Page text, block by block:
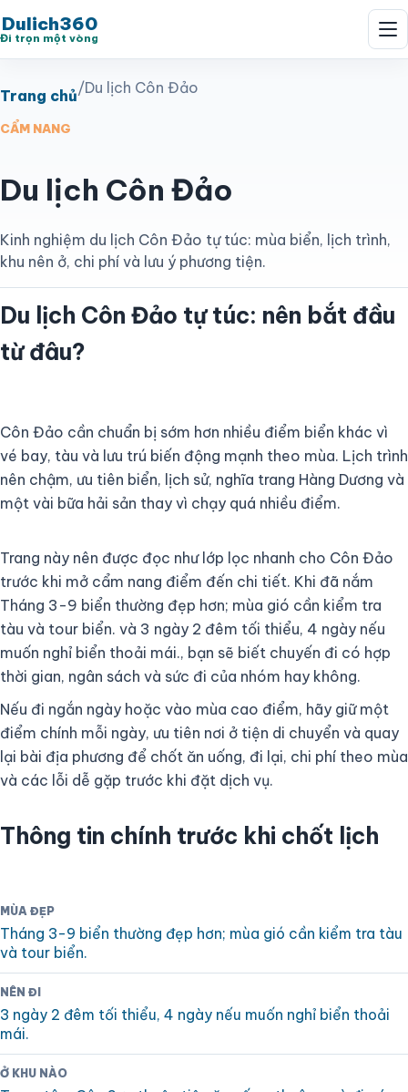
Dulich360
Đi trọn một vòng
Trang chủ/Du lịch Côn Đảo
CẨM NANG
Du lịch Côn Đảo
Kinh nghiệm du lịch Côn Đảo tự túc: mùa biển, lịch trình,
khu nên ở, chi phí và lưu ý phương tiện.
Du lịch Côn Đảo tự túc: nên bắt đầu
từ đâu?
Côn Đảo cần chuẩn bị sớm hơn nhiều điểm biển khác vì
vé bay, tàu và lưu trú biến động mạnh theo mùa. Lịch trình
nên chậm, ưu tiên biển, lịch sử, nghĩa trang Hàng Dương và
một vài bữa hải sản thay vì chạy quá nhiều điểm.
Trang này nên được đọc như lớp lọc nhanh cho Côn Đảo
trước khi mở cẩm nang điểm đến chi tiết. Khi đã nắm
Tháng 3-9 biển thường đẹp hơn; mùa gió cần kiểm tra
tàu và tour biển. và 3 ngày 2 đêm tối thiểu, 4 ngày nếu
muốn nghỉ biển thoải mái., bạn sẽ biết chuyến đi có hợp
thời gian, ngân sách và sức đi của nhóm hay không.
Nếu đi ngắn ngày hoặc vào mùa cao điểm, hãy giữ một
điểm chính mỗi ngày, ưu tiên nơi ở tiện di chuyển và quay
lại bài địa phương để chốt ăn uống, đi lại, chi phí theo mùa
và các lỗi dễ gặp trước khi đặt dịch vụ.
Thông tin chính trước khi chốt lịch
MÙA ĐẸP
Tháng 3-9 biển thường đẹp hơn; mùa gió cần kiểm tra tàu
và tour biển.
NÊN ĐI
3 ngày 2 đêm tối thiểu, 4 ngày nếu muốn nghỉ biển thoải
mái.
Ở KHU NÀO